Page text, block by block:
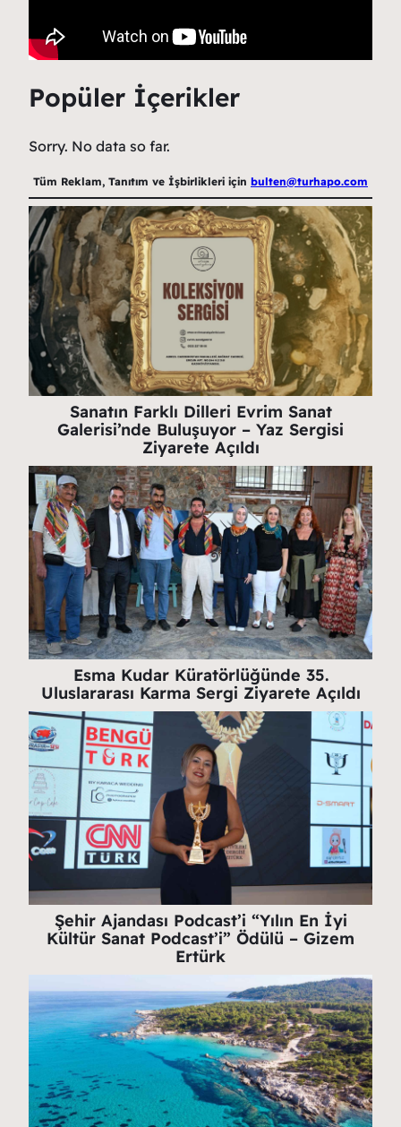
Popüler İçerikler
Sorry. No data so far.
Tüm Reklam, Tanıtım ve İşbirlikleri için bulten@turhapo.com
Sanatın Farklı Dilleri Evrim Sanat
Galerisi’nde Buluşuyor – Yaz Sergisi
Ziyarete Açıldı
Esma Kudar Küratörlüğünde 35.
Uluslararası Karma Sergi Ziyarete Açıldı
Şehir Ajandası Podcast’i “Yılın En İyi
Kültür Sanat Podcast’i” Ödülü – Gizem
Ertürk